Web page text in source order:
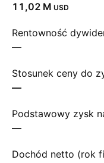
‪11,02 M‬ USD
Rentowność
—
Stosunek ceny do
—
—
Dochód netto (rok